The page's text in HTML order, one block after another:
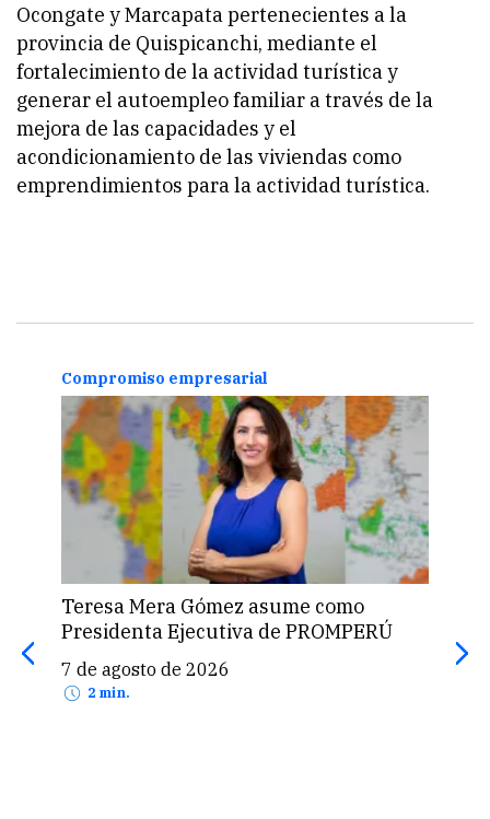
Ocongate y Marcapata pertenecientes a la
provincia de Quispicanchi, mediante el
fortalecimiento de la actividad turística y
generar el autoempleo familiar a través de la
mejora de las capacidades y el
acondicionamiento de las viviendas como
emprendimientos para la actividad turística.
Compromiso empresarial
Teresa Mera Gómez asume como
Presidenta Ejecutiva de PROMPERÚ
7 de agosto de 2026
2 min.